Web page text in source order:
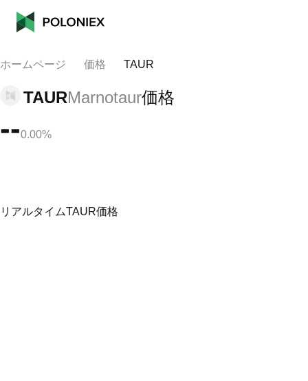
ホームページ 価格 TAUR
TAURMarnotaur価格
--0.00%
リアルタイムTAUR価格